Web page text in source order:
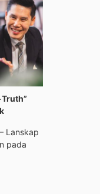
Lanskap
pada